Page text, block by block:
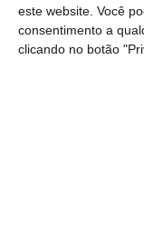
este website. Você
consentimento a
clicando no botão
utilização da
China, bem